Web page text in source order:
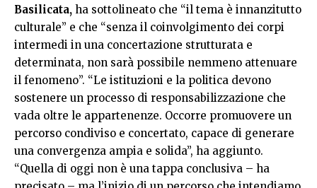
Basilicata, ha sottolineato che “il tema è innanzitutto
culturale” e che “senza il coinvolgimento dei corpi
intermedi in una concertazione strutturata e
determinata, non sarà possibile nemmeno attenuare
il fenomeno”. “Le istituzioni e la politica devono
sostenere un processo di responsabilizzazione che
vada oltre le appartenenze. Occorre promuovere un
percorso condiviso e concertato, capace di generare
una convergenza ampia e solida”, ha aggiunto.
“Quella di oggi non è una tappa conclusiva – ha